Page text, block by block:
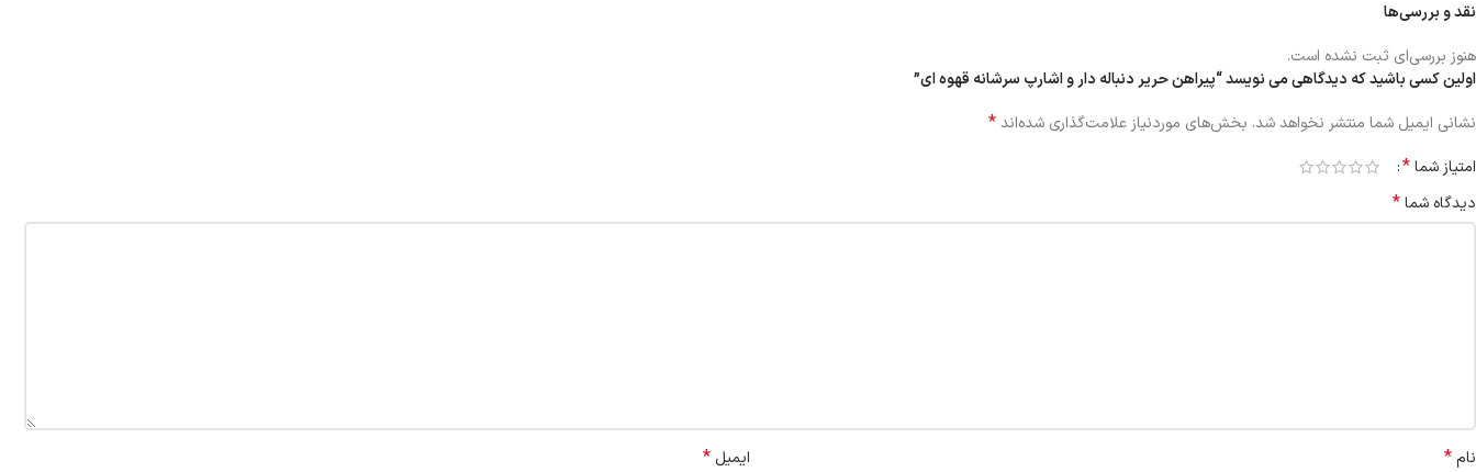
نقد و بررسی‌ها
هنوز بررسی‌ای ثبت نشده است.
اولین کسی باشید که دیدگاهی می نویسد “پیراهن حریر دنباله دار و اشارپ سرشانه قهوه ای”
نشانی ایمیل شما منتشر نخواهد شد. بخش‌های موردنیاز علامت‌گذاری شده‌اند*
امتیاز شما*
دیدگاه شما*
نام* ایمیل *